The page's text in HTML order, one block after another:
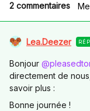
2 commentaires
Lea.Deezer
Bonjour
directement de
savoir plus :
Bonne journée !